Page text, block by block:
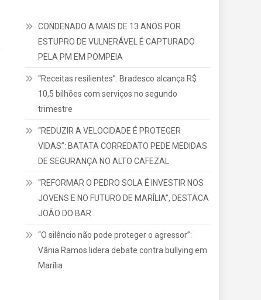
CONDENADO A MAIS DE 13 ANOS POR
ESTUPRO DE VULNERÁVEL É CAPTURADO
PELA PM EM POMPEIA
“Receitas resilientes”: Bradesco alcança R$
10,5 bilhões com serviços no segundo
trimestre
“REDUZIR A VELOCIDADE É PROTEGER
VIDAS”: BATATA CORREDATO PEDE MEDIDAS
DE SEGURANÇA NO ALTO CAFEZAL
“REFORMAR O PEDRO SOLA É INVESTIR NOS
JOVENS E NO FUTURO DE MARÍLIA”, DESTACA
JOÃO DO BAR
“O silêncio não pode proteger o agressor”:
Vânia Ramos lidera debate contra bullying em
Marília